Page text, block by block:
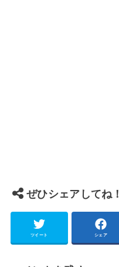
ぜひシェアしてね！
ツイート シェア